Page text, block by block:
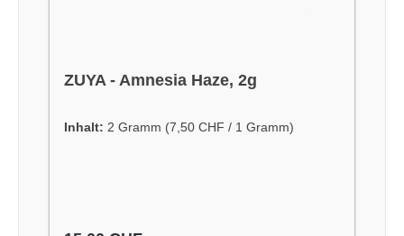
ZUYA - Amnesia Haze, 2g
Inhalt: 2 Gramm (7,50 CHF / 1 Gramm)